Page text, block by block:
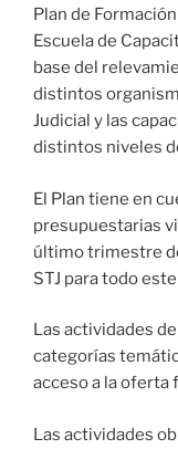
Plan de
Escuela de
base del
distintos
Judicial y las
distintos niveles
El Plan tiene en
presupuestarias
último trimestre
STJ para todo
Las actividades
categorías
acceso a la oferta
Las actividades